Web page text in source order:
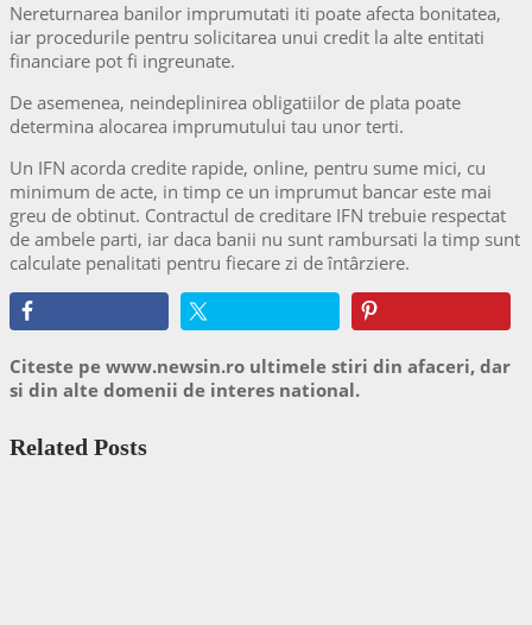
Nereturnarea banilor imprumutati iti poate afecta bonitatea,
iar procedurile pentru solicitarea unui credit la alte entitati
financiare pot fi ingreunate.
De asemenea, neindeplinirea obligatiilor de plata poate
determina alocarea imprumutului tau unor terti.
Un IFN acorda credite rapide, online, pentru sume mici, cu
minimum de acte, in timp ce un imprumut bancar este mai
greu de obtinut. Contractul de creditare IFN trebuie respectat
de ambele parti, iar daca banii nu sunt rambursati la timp sunt
calculate penalitati pentru fiecare zi de întârziere.
Citeste pe www.newsin.ro ultimele stiri din afaceri, dar
si din alte domenii de interes national.
Related Posts